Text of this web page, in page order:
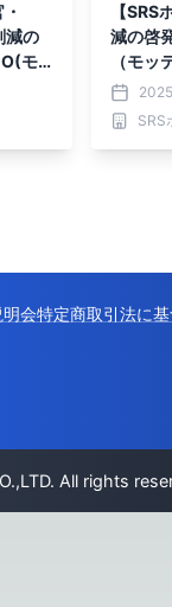
減の
モ
【
減の啓
（モ
SRS
会特定商取引法に
All rights